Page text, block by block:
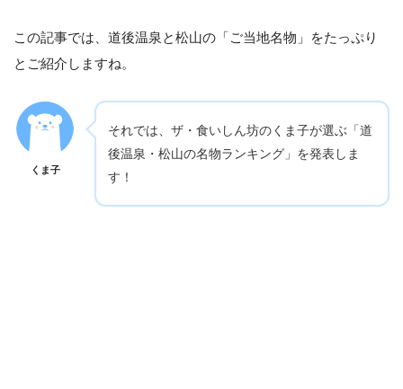
この記事では、道後温泉と松山の「ご当地名物」をたっぷり
とご紹介しますね。
くま子
それでは、ザ・食いしん坊のくま子が選ぶ「道
後温泉・松山の名物ランキング」を発表しま
す！